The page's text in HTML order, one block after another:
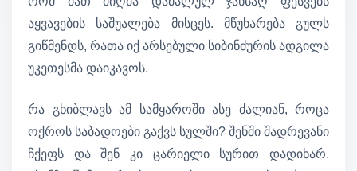
აყვავების საშუალება მისცეს. მწუხარება გულს
გიწმენდს, რათა იქ არსებული სიბინძურის ადგილა
უკეთესმა დაიკავოს.
რა გხიბლავს ამ სამყაროში ასე ძალიან, როცა
ოქროს საბადოები გაქვს სულში? შენში შადრევანი
ჩქეფს და შენ კი ცარიელი სურით დადიხარ.